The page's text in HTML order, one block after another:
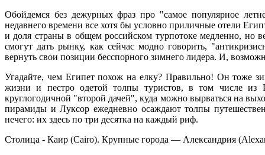
Обойдемся без дежурных фраз про "самое популярное
недавнего времени все хотя бы условно приличные отели
и доля страны в общем российском турпотоке медленно, но
смогут дать рынку, как сейчас модно говорить,
вернуть свои позиции бесспорного зимнего лидера. И,
Угадайте, чем Египет похож на елку? Правильно! Он тоже
жизни и пестро одетой толпы туристов, в том числе из
круглогодичной "второй дачей", куда можно вырваться на
пирамиды и Луксор ежедневно осаждают толпы
нечего: их здесь по три десятка на каждый риф.
Столица - Каир (Cairo). Крупные города — Александрия